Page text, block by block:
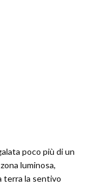
poco più di un
luminosa,
terra la sentivo